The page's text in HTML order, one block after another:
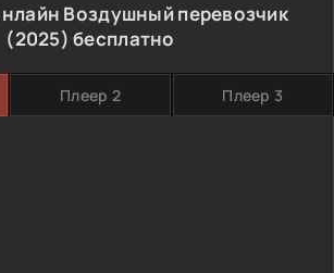
Воздушный перевозчик
(2025) бесплатно
Плеер 2 Плеер 3